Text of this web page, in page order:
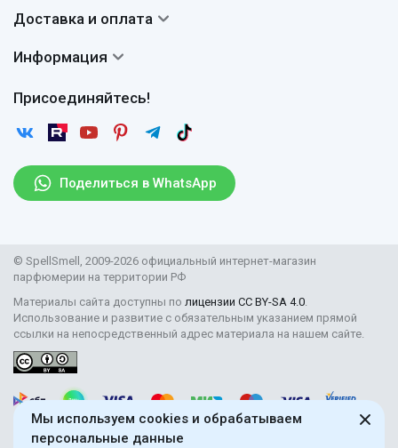
Мы используем cookies и обрабатываем
персональные данные
Поделиться в WhatsApp
Присоединяйтесь!
Авторы
Сертификаты
Вопросы и ответы
Отзывы
Рассылка
Доставка и оплата
Доставка
Возврат
Информация
Пользовательское соглашение
Защита персональных данных
Правила продажи товаров (Постановление Правительства
Поставщикам
© SpellSmell, 2009-2026 официальный интернет-магазин
парфюмерии на территории РФ
Материалы сайта доступны по лицензии CC BY-SA 4.0.
Использование и развитие с обязательным указанием прямой
ссылки на непосредственный адрес материала на нашем сайте.